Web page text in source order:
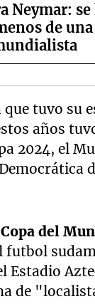
Neymar: se
de una
que tuvo su
años
2024, el
Copa del
de